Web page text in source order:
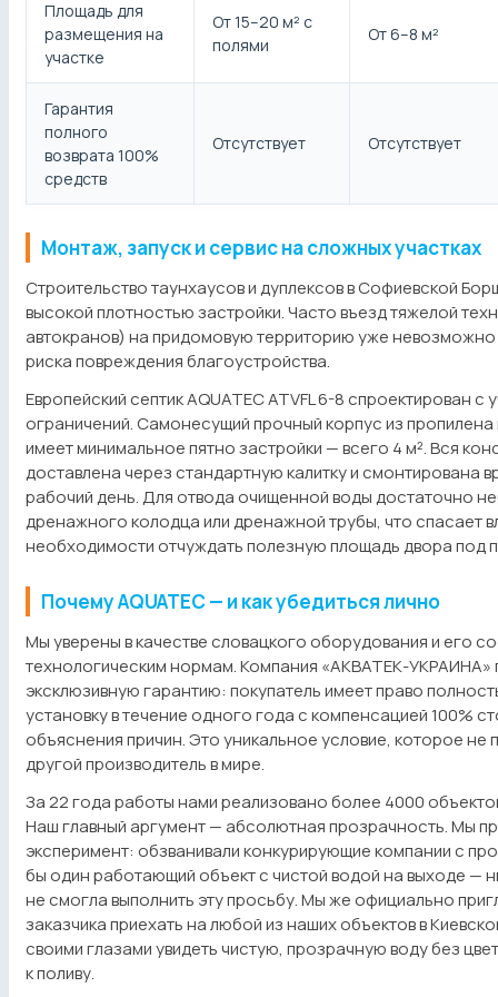
Площадь для
размещения на
участке
От 15–20 м² с
полями
От 6–8 м²
Гарантия
полного
возврата 100%
средств
Отсутствует Отсутствует
Монтаж, запуск и сервис на сложных участках
Строительство таунхаусов и дуплексов в Софиевской
высокой плотностью застройки. Часто въезд тяжелой
автокранов) на придомовую территорию уже невозможно
риска повреждения благоустройства.
Европейский септик AQUATEC ATVFL 6-8 спроектирован с
ограничений. Самонесущий прочный корпус из пропилена
имеет минимальное пятно застройки — всего 4 м². Вся
доставлена через стандартную калитку и смонтирована
рабочий день. Для отвода очищенной воды достаточно
дренажного колодца или дренажной трубы, что спасает
необходимости отчуждать полезную площадь двора под
Почему AQUATEC — и как убедиться лично
Мы уверены в качестве словацкого оборудования и его
технологическим нормам. Компания «АКВАТЕК-УКРАИНА»
эксклюзивную гарантию: покупатель имеет право
установку в течение одного года с компенсацией 100%
объяснения причин. Это уникальное условие, которое не
другой производитель в мире.
За 22 года работы нами реализовано более 4000
Наш главный аргумент — абсолютная прозрачность. Мы
эксперимент: обзванивали конкурирующие компании с
бы один работающий объект с чистой водой на выходе —
не смогла выполнить эту просьбу. Мы же официально
заказчика приехать на любой из наших объектов в
своими глазами увидеть чистую, прозрачную воду без
к поливу.